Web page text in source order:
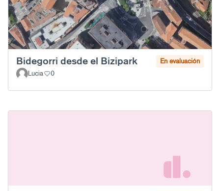
Bidegorri desde el Bizipark
En evaluación
Lucia
0